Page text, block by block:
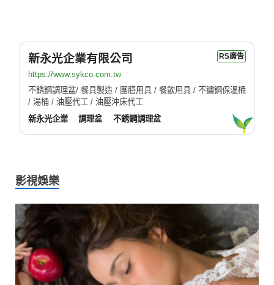
新永光企業有限公司 RS廣告
https://www.sykco.com.tw
不銹鋼調理盆/ 餐具製造 / 團膳用具 / 餐飲用具 / 不鏽鋼保溫桶
/ 湯桶 / 油壓代工 / 油壓沖床代工
新永光企業
調理盆 不銹鋼調理盆
影視娛樂